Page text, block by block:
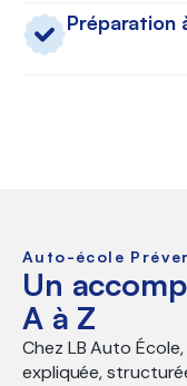
Préparation
Auto-école
Un
A à Z
Chez LB Auto
expliquée,